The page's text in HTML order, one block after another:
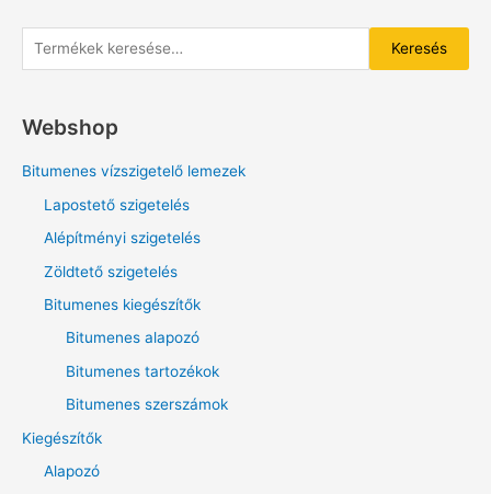
e
e
Keresés
Webshop
Bitumenes vízszigetelő lemezek
Lapostető szigetelés
Alépítményi szigetelés
Zöldtető szigetelés
Bitumenes kiegészítők
Bitumenes alapozó
Bitumenes tartozékok
Bitumenes szerszámok
Kiegészítők
Alapozó